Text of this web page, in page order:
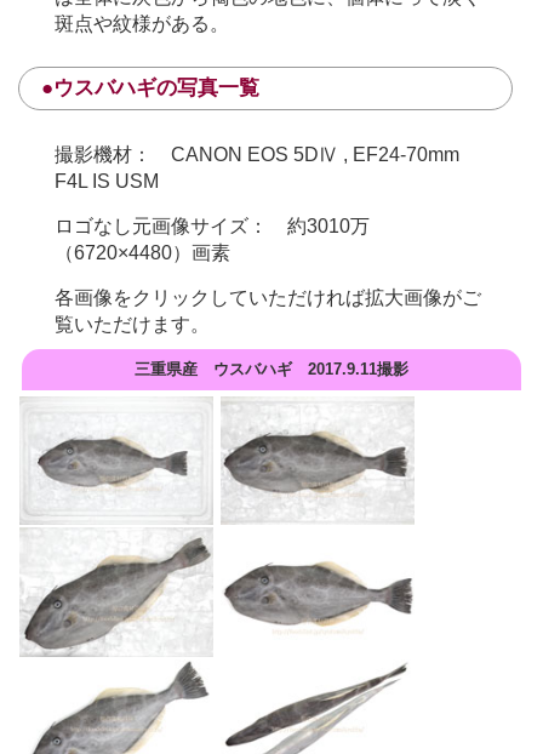
斑点や紋様がある。
●ウスバハギの写真一覧
撮影機材： CANON EOS 5DⅣ , EF24-70mm
F4L IS USM
ロゴなし元画像サイズ： 約3010万
（6720×4480）画素
各画像をクリックしていただければ拡大画像がご
覧いただけます。
三重県産 ウスバハギ 2017.9.11撮影